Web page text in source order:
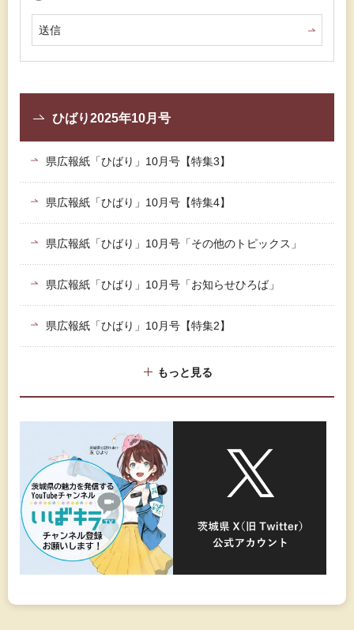
ひばり2025年10月号
県広報紙「ひばり」10月号【特集3】
県広報紙「ひばり」10月号【特集4】
県広報紙「ひばり」10月号「その他のトピックス」
県広報紙「ひばり」10月号「お知らせひろば」
県広報紙「ひばり」10月号【特集2】
もっと見る